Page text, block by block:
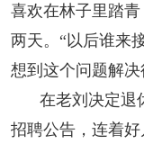
喜欢在林子里踏
两天。“以后谁来
想到这个问题解决
在老刘决定退
招聘公告，连着